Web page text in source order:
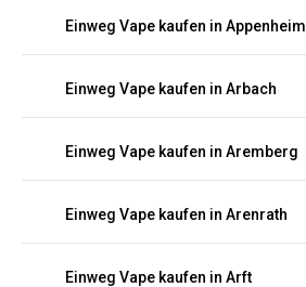
Einweg Vape kaufen in Appenheim
Einweg Vape kaufen in Arbach
Einweg Vape kaufen in Aremberg
Einweg Vape kaufen in Arenrath
Einweg Vape kaufen in Arft